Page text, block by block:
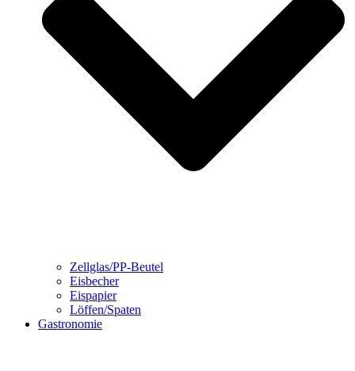
Zellglas/PP-Beutel
Eisbecher
Eispapier
Löffen/Spaten
Gastronomie